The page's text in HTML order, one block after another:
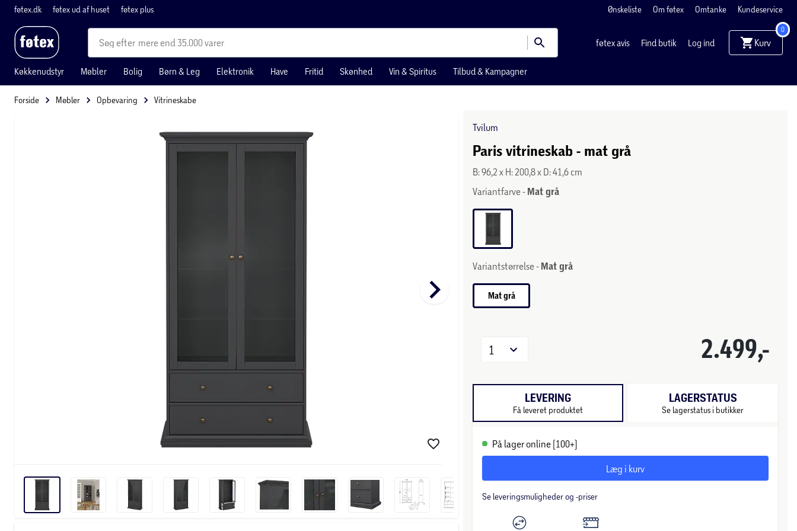
føtex.dk føtex ud af huset føtex plus Ønskeliste Om føtex Omtanke Kundeservice
mere end 35.000 varer føtex avis Find butik Log ind Kurv
0
Køkkenudstyr Møbler Bolig Børn & Leg Elektronik Have Fritid Skønhed Vin & Spiritus Tilbud & Kampagner
Forside Møbler Opbevaring Vitrineskabe
keyboard_arrow_right
Tvilum
Paris vitrineskab - mat grå
B: 96,2 x H: 200,8 x D: 41,6 cm
Variantfarve - Mat grå
Variantstørrelse - Mat grå
Mat grå
2.499,-
1
LEVERING
Få leveret produktet
LAGERSTATUS
Se lagerstatus i butikker
På lager online (100+)
Læg i kurv
Se leveringsmuligheder og -priser